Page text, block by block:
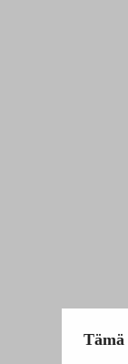
Tämä